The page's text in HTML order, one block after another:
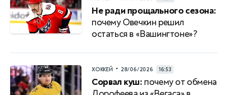
Не ради прощального сезона:
почему Овечкин решил
остаться в «Вашингтоне»?
ХОККЕЙ • 28/06/2026 16:53
Сорвал куш: почему от обмена